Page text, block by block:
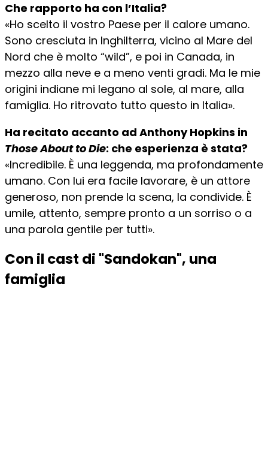
Che rapporto ha con l’Italia?
«Ho scelto il vostro Paese per il calore umano.
Sono cresciuta in Inghilterra, vicino al Mare del
Nord che è molto “wild”, e poi in Canada, in
mezzo alla neve e a meno venti gradi. Ma le mie
origini indiane mi legano al sole, al mare, alla
famiglia. Ho ritrovato tutto questo in Italia».
Ha recitato accanto ad Anthony Hopkins in
Those About to Die: che esperienza è stata?
«Incredibile. È una leggenda, ma profondamente
umano. Con lui era facile lavorare, è un attore
generoso, non prende la scena, la condivide. È
umile, attento, sempre pronto a un sorriso o a
una parola gentile per tutti».
Con il cast di "Sandokan", una
famiglia